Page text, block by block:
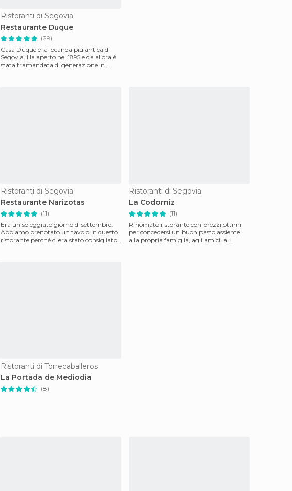
Ristoranti di Segovia
Restaurante Duque
(29)
Casa Duque è la locanda più antica di
Segovia. Ha aperto nel 1895 e da allora è
stata tramandata di generazione in
Ristoranti di Segovia
Restaurante Narizotas
(11)
Era un soleggiato giorno di settembre.
Abbiamo prenotato un tavolo in questo
ristorante perché ci era stato consigliato.
Ristoranti di Segovia
La Codorniz
(11)
Rinomato ristorante con prezzi ottimi
per concedersi un buon pasto assieme
alla propria famiglia, agli amici, ai
Ristoranti di Torrecaballeros
La Portada de Mediodia
(8)